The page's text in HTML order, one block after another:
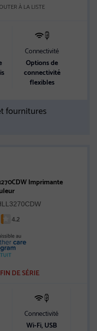
À LA LISTE
Connectivité
Options de
connectivité
flexibles
fournitures
Imprimante
4.2
FIN DE SÉRIE
Connectivité
Wi-Fi, USB